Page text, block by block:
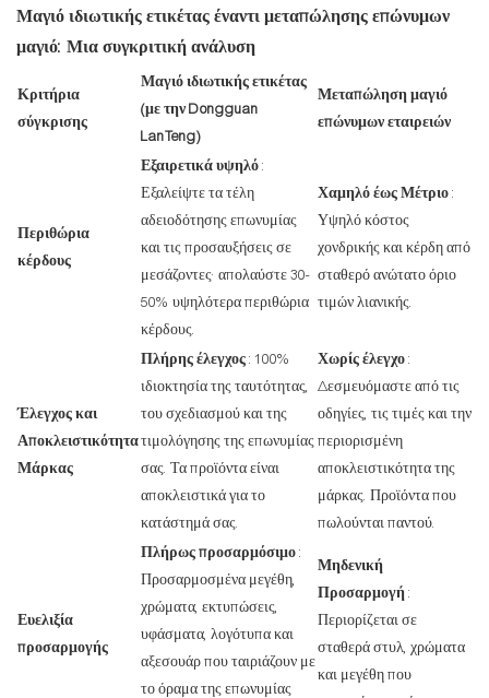
Μαγιό ιδιωτικής ετικέτας έναντι μεταπώλησης επώνυμων
μαγιό: Μια συγκριτική ανάλυση
Κριτήρια
σύγκρισης
Μαγιό ιδιωτικής ετικέτας
(με την Dongguan
LanTeng)
Μεταπώληση μαγιό
επώνυμων εταιρειών
Περιθώρια
κέρδους
Εξαιρετικά υψηλό:
Εξαλείψτε τα τέλη
αδειοδότησης επωνυμίας
και τις προσαυξήσεις σε
μεσάζοντες· απολαύστε 30-
50% υψηλότερα περιθώρια
κέρδους.
Χαμηλό έως Μέτριο:
Υψηλό κόστος
χονδρικής και κέρδη από
σταθερό ανώτατο όριο
τιμών λιανικής.
Έλεγχος και
Αποκλειστικότητα
Μάρκας
Πλήρης έλεγχος: 100%
ιδιοκτησία της ταυτότητας,
του σχεδιασμού και της
τιμολόγησης της επωνυμίας
σας. Τα προϊόντα είναι
αποκλειστικά για το
κατάστημά σας.
Χωρίς έλεγχο:
Δεσμευόμαστε από τις
οδηγίες, τις τιμές και την
περιορισμένη
αποκλειστικότητα της
μάρκας. Προϊόντα που
πωλούνται παντού.
Ευελιξία
προσαρμογής
Πλήρως προσαρμόσιμο:
Προσαρμοσμένα μεγέθη,
χρώματα, εκτυπώσεις,
υφάσματα, λογότυπα και
αξεσουάρ που ταιριάζουν με
το όραμα της επωνυμίας
Μηδενική
Προσαρμογή:
Περιορίζεται σε
σταθερά στυλ, χρώματα
και μεγέθη που